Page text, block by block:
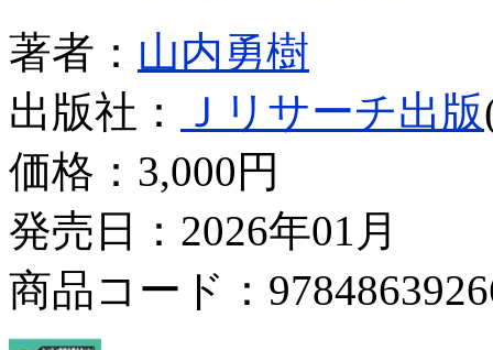
著者： 山内勇樹
出版社：
Ｊリサーチ出版
価格： 3,000円
発売日：2026年01月
商品コード：